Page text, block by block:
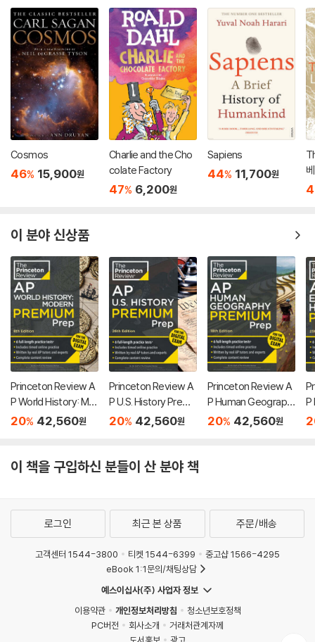
Cosmos
46% 15,900원
Charlie and the Cho
colate Factory
47% 6,200원
Sapiens
44% 11,700원
이 분야 신상품
Princeton Review A
P World History: Mo
dern Premium Prep,
ctice Online + Cont
20% 42,560원
Princeton Review A
P U.S. History Premi
um Prep, 26th Editio
line + Content Revie
20% 42,560원
Princeton Review A
P Human Geograph
y Premium Prep, 18t
20% 42,560원
P
이 책을 구입하신 분들이 산 분야 책
로그인 최근 본 상품 주문/배송
고객센터 1544-3800 티켓 1544-6399
중고샵 1566-4295
eBook 1:1문의/채팅상담
예스이십사(주) 사업자 정보
이용약관
개인정보처리방침
청소년보호정책
PC버전
회사소개
거래처관계자께